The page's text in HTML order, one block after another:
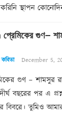
স্থাপন
কি এরকম ছায়া
গুণ–
December 5,
গুণ – শামসুর
বছরের পর এ
বিবরে। তুমিও